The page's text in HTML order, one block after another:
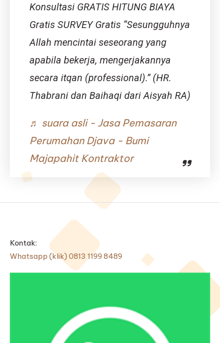
Konsultasi GRATIS HITUNG BIAYA
Gratis SURVEY Gratis “Sesungguhnya
Allah mencintai seseorang yang
apabila bekerja, mengerjakannya
secara itqan (professional).” (HR.
Thabrani dan Baihaqi dari Aisyah RA)
♬ suara asli - Jasa Pemasaran
Perumahan Djava - Bumi
Majapahit Kontraktor
Kontak:
Whatsapp (klik) 0813 1199 8489